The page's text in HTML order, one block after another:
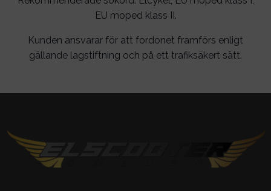
EU moped klass II.
Kunden ansvarar för att fordonet framförs enligt
gällande lagstiftning och på ett trafiksäkert sätt.